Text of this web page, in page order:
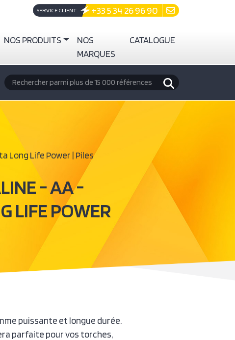
SERVICE CLIENT +33 5 34 26 96 90
NOS PRODUITS
NOS
MARQUES
CATALOGUE
Rechercher
Long Life Power | Piles
- AA -
LIFE POWER
puissante et longue durée.
parfaite pour vos torches,